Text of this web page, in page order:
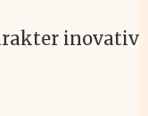
inovativ